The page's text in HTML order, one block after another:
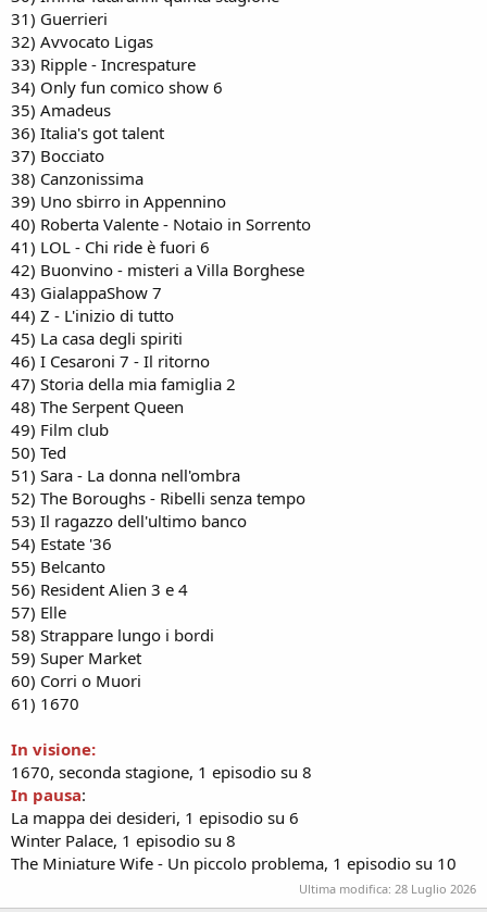
31) Guerrieri
32) Avvocato Ligas
33) Ripple - Increspature
34) Only fun comico show 6
35) Amadeus
36) Italia's got talent
37) Bocciato
38) Canzonissima
39) Uno sbirro in Appennino
40) Roberta Valente - Notaio in Sorrento
41) LOL - Chi ride è fuori 6
42) Buonvino - misteri a Villa Borghese
43) GialappaShow 7
44) Z - L'inizio di tutto
45) La casa degli spiriti
46) I Cesaroni 7 - Il ritorno
47) Storia della mia famiglia 2
48) The Serpent Queen
49) Film club
50) Ted
51) Sara - La donna nell'ombra
52) The Boroughs - Ribelli senza tempo
53) Il ragazzo dell'ultimo banco
54) Estate '36
55) Belcanto
56) Resident Alien 3 e 4
57) Elle
58) Strappare lungo i bordi
59) Super Market
60) Corri o Muori
61) 1670
In visione:
1670, seconda stagione, 1 episodio su 8
In pausa:
La mappa dei desideri, 1 episodio su 6
Winter Palace, 1 episodio su 8
The Miniature Wife - Un piccolo problema, 1 episodio su 10
Ultima modifica: 28 Luglio 2026